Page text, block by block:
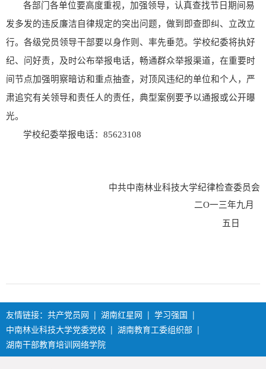
各部门各单位要高度重视，加强领导，认真查找节日期间易
发多发的违反廉洁自律规定的突出问题，做到即查即纠、立改立
行。各级党员领导干部要以身作则、率先垂范。学校纪委将执好
纪、问好责，及时公布举报电话，畅通群众举报渠道，在重要时
间节点加强明察暗访和重点抽查，对顶风违纪的单位和个人，严
肃追究有关领导和责任人的责任，典型案例要予以通报或公开曝
光。
学校纪委举报电话：85623108
中共中南林业科技大学纪律检查委员会
二O一三年九月
五日
友情链接： 共产党员网 | 湖南红星网 | 学习强国 |
中南林业科技大学党委党校 | 湖南教育工委组织部 |
湖南干部教育培训网络学院